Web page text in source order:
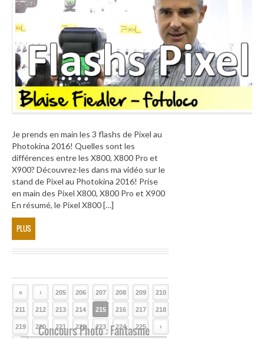
Je prends en main les 3 flashs de Pixel au
Photokina 2016! Quelles sont les
différences entre les X800, X800 Pro et
X900? Découvrez-les dans ma vidéo sur le
stand de Pixel au Photokina 2016! Prise
en main des Pixel X800, X800 Pro et X900
En résumé, le Pixel X800 […]
PLUS
« ‹ 205 206 207 208 209 210
211 212 213 214 215 216 217 218
219 220 221 222 223 224 225 ›
Concours Photo : Fantasme